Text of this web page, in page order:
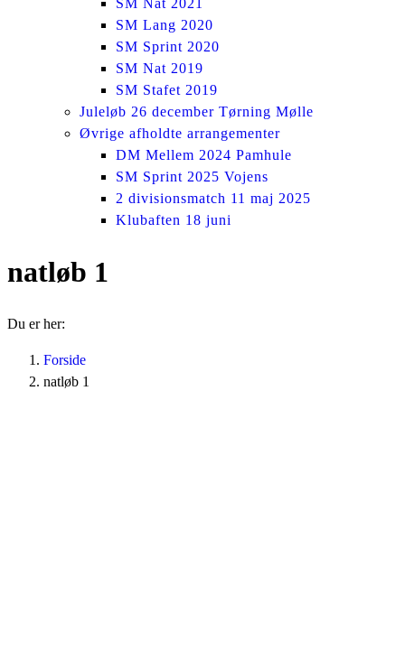
SM Nat 2021
SM Lang 2020
SM Sprint 2020
SM Nat 2019
SM Stafet 2019
Juleløb 26 december Tørning Mølle
Øvrige afholdte arrangementer
DM Mellem 2024 Pamhule
SM Sprint 2025 Vojens
2 divisionsmatch 11 maj 2025
Klubaften 18 juni
natløb 1
Du er her:
Forside
natløb 1